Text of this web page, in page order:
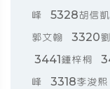
峰 5328胡信
郭文翰 3320
3441鍾梓桐
峰 3318李浚